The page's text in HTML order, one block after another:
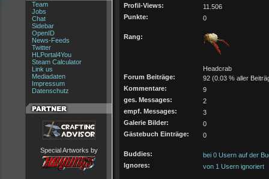
Team
Jobs
Chat
Sidebar
OpenID
News-Feeds
Twitter
HLPortal4You
Steam Calculator
Link us
Mediadaten
Impressum
Datenschutz
Special Artworks by
Profil-Views:
11.506
Punkte:
0
Rang:
Headcrab
Forum Beiträge:
92 (0.03 % aller
Kommentare:
9
ges. Messages:
2
empf. Messages:
3
Galerie Bilder:
0
Gästebuch Einträge:
0
Buddies:
bei 0 Usern auf der
Ignores:
von 1 Usern ignoriert